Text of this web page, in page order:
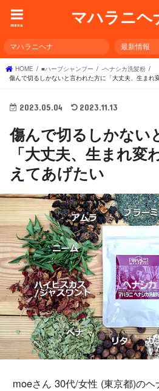
マハラニヘ
menu
マハラニヘナ 最新情報
HOME ■ハーブシャンプー
-ヘナシカ洗髪粉
傷んで切るしかないと言われた方に「大丈夫、生まれ
2023.05.04 2023.11.13
傷んで切るしかない
「大丈夫、生まれ変
えてあげたい
moeさん 30代/女性 (東京都)のヘ